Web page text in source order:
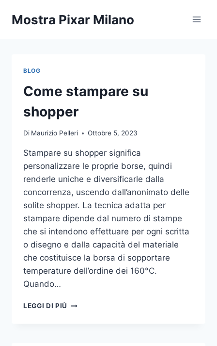
Mostra Pixar Milano
BLOG
Come stampare su
shopper
Di Maurizio Pelleri Ottobre 5, 2023
Stampare su shopper significa
personalizzare le proprie borse, quindi
renderle uniche e diversificarle dalla
concorrenza, uscendo dall’anonimato delle
solite shopper. La tecnica adatta per
stampare dipende dal numero di stampe
che si intendono effettuare per ogni scritta
o disegno e dalla capacità del materiale
che costituisce la borsa di sopportare
temperature dell’ordine dei 160°C.
Quando…
LEGGI DI PIÙ COME